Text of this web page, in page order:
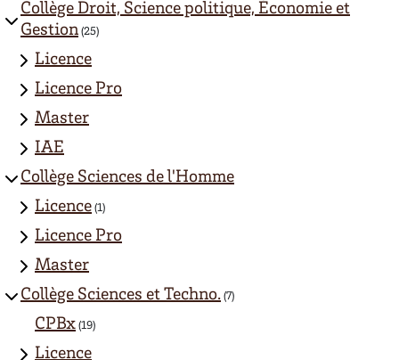
Collège Droit, Science politique, Économie et
Gestion (25)
Licence
Licence Pro
Master
IAE
Collège Sciences de l'Homme
Licence (1)
Licence Pro
Master
Collège Sciences et Techno. (7)
CPBx (19)
Licence